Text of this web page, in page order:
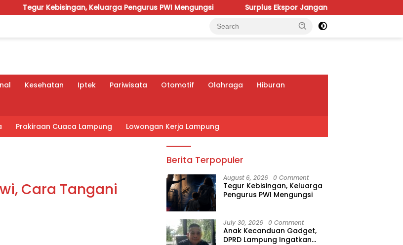
Keluarga Pengurus PWI Mengungsi Surplus Ekspor Jangan Sekadar Angka, Heni Susilo
Kesehatan Iptek Pariwisata Otomotif Olahraga Hiburan
Prakiraan Cuaca Lampung Lowongan Kerja Lampung
Cara Tangani
Berita Terpopuler
August 6, 2026 0 Comment
Tegur Kebisingan, Keluarga
Pengurus PWI Mengungsi
July 30, 2026 0 Comment
Anak Kecanduan Gadget,
DPRD Lampung Ingatkan